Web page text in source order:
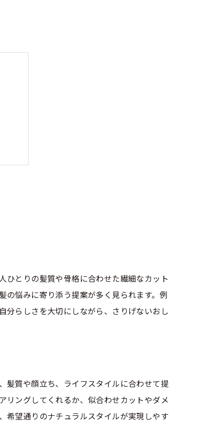
ひとりの髪質や骨格に合わせた繊細なカット
の悩みに寄り添う提案が多く見られます。例
分らしさを大切にしながら、さりげないおし
髪質や顔立ち、ライフスタイルに合わせて提
リングしてくれるか、似合わせカットやダメ
希望通りのナチュラルスタイルが実現しやす